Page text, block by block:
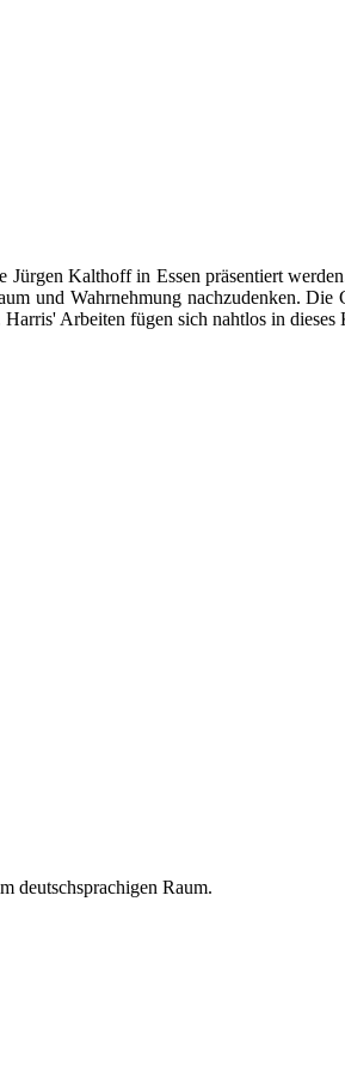
Kalthoff in Essen präsentiert
und Wahrnehmung nachzudenken.
Arbeiten fügen sich nahtlos in
deutschsprachigen Raum.